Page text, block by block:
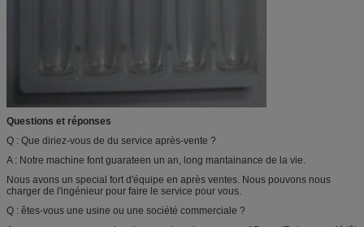
Questions et réponses
Q : Que diriez-vous de du service après-vente ?
A : Notre machine font guarateen un an, long mantainance de la vie.
Nous avons un special fort d'équipe en après ventes. Nous pouvons nous
charger de l'ingénieur pour faire le service pour vous.
Q : êtes-vous une usine ou une société commerciale ?